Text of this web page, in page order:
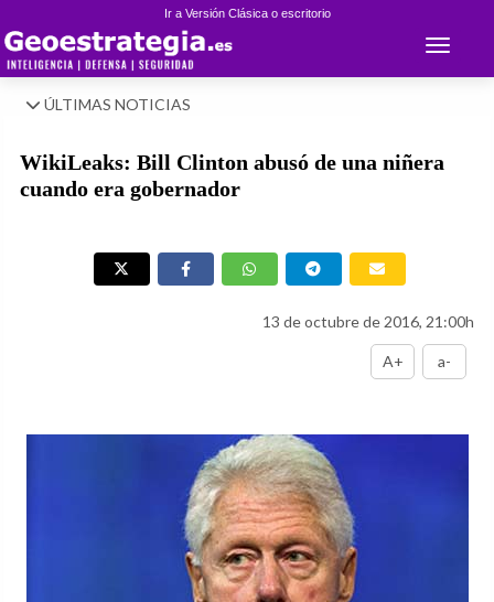
Ir a Versión Clásica o escritorio
Toggle
ÚLTIMAS NOTICIAS
WikiLeaks: Bill Clinton abusó de una niñera
cuando era gobernador
13 de octubre de 2016, 21:00h
A+ a-